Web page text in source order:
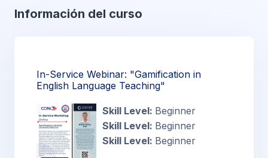
Información del curso
In-Service Webinar: "Gamification in
English Language Teaching"
Skill Level: Beginner
Skill Level: Beginner
Skill Level: Beginner